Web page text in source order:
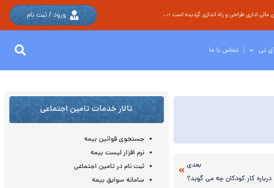
اداری طراحی و راه اندازی گردیده است ::.. ورود / ثبت نام
تی تماس با ما
بعدی
درباره کار کودکان چه می گوید؟
تالار خدمات تامین اجتماعی
جستجوی قوانین بیمه
نرم افزار لیست بیمه
ثبت نام در تامین اجتماعی
سامانه سوابق بیمه